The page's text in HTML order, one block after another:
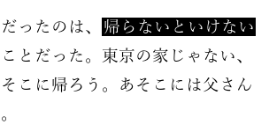
ったのは、
帰らないといけない
とだった。東京の家じゃない、
こに帰ろう。あそこには父さん